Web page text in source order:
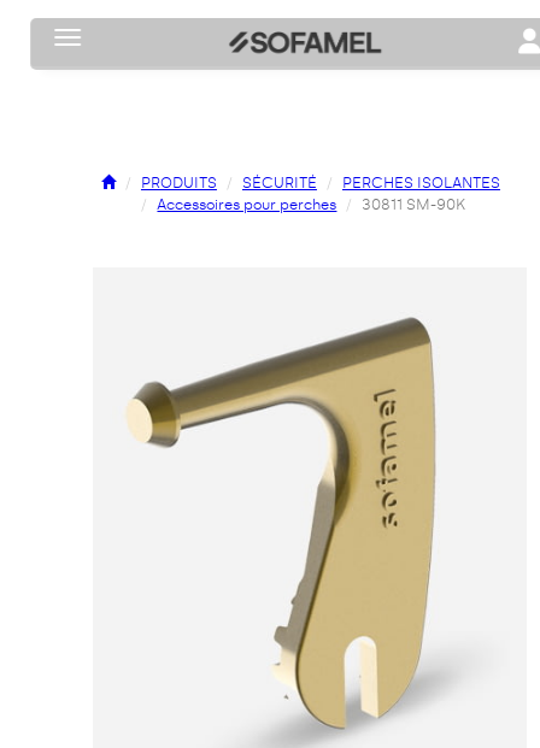
Toggle navigation
PRODUITS SÉCURITÉ
PERCHES ISOLANTES
Accessoires pour perches
30811 SM-90K